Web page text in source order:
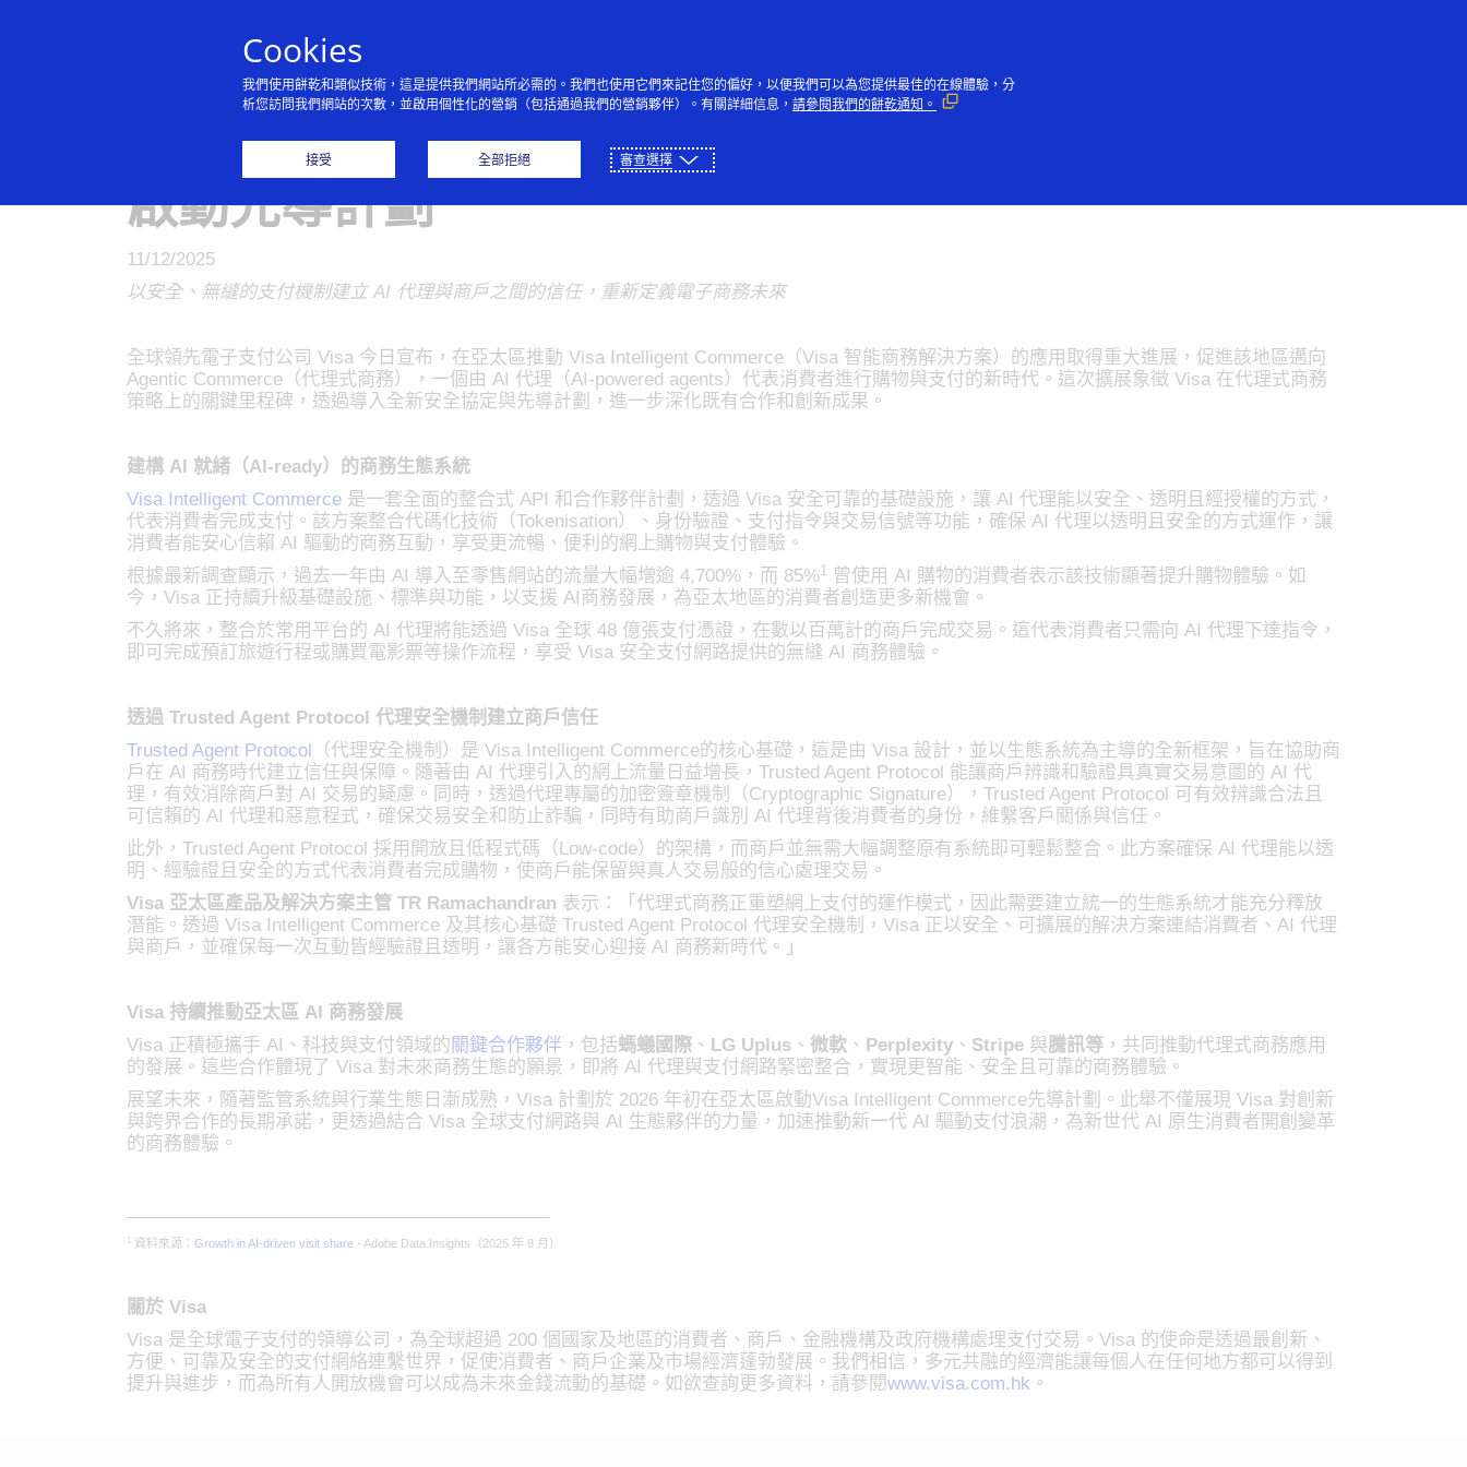
個人 企業與政府 創新者 社會大眾
Visa 加速推動亞太邁向 AI 商務新時代預計 2026 年初
啟動先導計劃
11/12/2025
以安全、無縫的支付機制建立 AI 代理與商戶之間的信任，重新定義電子商務未來
全球領先電子支付公司 Visa 今日宣布，在亞太區推動 Visa Intelligent Commerce（Visa 智能商務解決方案）的應用取得重大進展，促進該地區邁向
Agentic Commerce（代理式商務），一個由 AI 代理（AI-powered agents）代表消費者進行購物與支付的新時代。這次擴展象徵 Visa 在代理式商務
策略上的關鍵里程碑，透過導入全新安全協定與先導計劃，進一步深化既有合作和創新成果。
建構 AI 就緒（AI-ready）的商務生態系統
Visa Intelligent Commerce是一套全面的整合式 API 和合作夥伴計劃，透過 Visa 安全可靠的基礎設施，讓 AI 代理能以安全、透明且經授權的方式，
代表消費者完成支付。該方案整合代碼化技術（Tokenisation）、身份驗證、支付指令與交易信號等功能，確保 AI 代理以透明且安全的方式運作，讓
消費者能安心信賴 AI 驅動的商務互動，享受更流暢、便利的網上購物與支付體驗。
根據最新調查顯示，過去一年由 AI 導入至零售網站的流量大幅增逾 4,700%，而 85%1曾使用 AI 購物的消費者表示該技術顯著提升購物體驗。如
今，Visa 正持續升級基礎設施、標準與功能，以支援 AI商務發展，為亞太地區的消費者創造更多新機會。
不久將來，整合於常用平台的 AI 代理將能透過 Visa 全球 48 億張支付憑證，在數以百萬計的商戶完成交易。這代表消費者只需向 AI 代理下達指令，
即可完成預訂旅遊行程或購買電影票等操作流程，享受 Visa 安全支付網路提供的無縫 AI 商務體驗。
透過 Trusted Agent Protocol 代理安全機制建立商戶信任
Trusted Agent Protocol （代理安全機制）是 Visa Intelligent Commerce的核心基礎，這是由 Visa 設計，並以生態系統為主導的全新框架，旨在協助商
戶在 AI 商務時代建立信任與保障。隨著由 AI 代理引入的網上流量日益增長，Trusted Agent Protocol 能讓商戶辨識和驗證具真實交易意圖的 AI 代
理，有效消除商戶對 AI 交易的疑慮。同時，透過代理專屬的加密簽章機制（Cryptographic Signature），Trusted Agent Protocol 可有效辨識合法且
可信賴的 AI 代理和惡意程式，確保交易安全和防止詐騙，同時有助商戶識別 AI 代理背後消費者的身份，維繫客戶關係與信任。
此外，Trusted Agent Protocol 採用開放且低程式碼（Low-code）的架構，而商戶並無需大幅調整原有系統即可輕鬆整合。此方案確保 AI 代理能以透
明、經驗證且安全的方式代表消費者完成購物，使商戶能保留與真人交易般的信心處理交易。
Visa 亞太區產品及解決方案主管 TR Ramachandran 表示：「代理式商務正重塑網上支付的運作模式，因此需要建立統一的生態系統才能充分釋放
潛能。透過 Visa Intelligent Commerce 及其核心基礎 Trusted Agent Protocol 代理安全機制，Visa 正以安全、可擴展的解決方案連結消費者、AI 代理
與商戶，並確保每一次互動皆經驗證且透明，讓各方能安心迎接 AI 商務新時代。」
Visa 持續推動亞太區 AI 商務發展
Visa 正積極攜手 AI、科技與支付領域的 關鍵合作夥伴，包括螞蟻國際、 LG Uplus、 微軟、 Perplexity、 Stripe與騰訊等，共同推動代理式商務應用
的發展。這些合作體現了 Visa 對未來商務生態的願景，即將 AI 代理與支付網路緊密整合，實現更智能、安全且可靠的商務體驗。
展望未來，隨著監管系統與行業生態日漸成熟，Visa 計劃於 2026 年初在亞太區啟動Visa Intelligent Commerce先導計劃。此舉不僅展現 Visa 對創新
與跨界合作的長期承諾，更透過結合 Visa 全球支付網路與 AI 生態夥伴的力量，加速推動新一代 AI 驅動支付浪潮，為新世代 AI 原生消費者開創變革
的商務體驗。
1資料來源： Growth in AI-driven visit share- Adobe Data Insights（2025 年 8 月）
關於 Visa
Visa 是全球電子支付的領導公司，為全球超過 200 個國家及地區的消費者、商戶、金融機構及政府機構處理支付交易。Visa 的使命是透過最創新、
方便、可靠及安全的支付網絡連繫世界，促使消費者、商戶企業及市場經濟蓬勃發展。我們相信，多元共融的經濟能讓每個人在任何地方都可以得到
提升與進步，而為所有人開放機會可以成為未來金錢流動的基礎。如欲查詢更多資料，請參閱www.visa.com.hk 。
Cookies
我們使用餅乾和類似技術，這是提供我們網站所必需的。我們也使用它們來記住您的偏好，以便我們可以為您提供最佳的在線體驗，分
析您訪問我們網站的次數，並啟用個性化的營銷（包括通過我們的營銷夥伴）。有關詳細信息， 請參閱我們的餅乾通知。
接受 全部拒絕 審查選擇